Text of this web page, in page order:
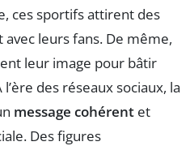
ces sportifs attirent des
leurs fans. De même,
leur image pour bâtir
des réseaux sociaux, la
message cohérent et
Des figures